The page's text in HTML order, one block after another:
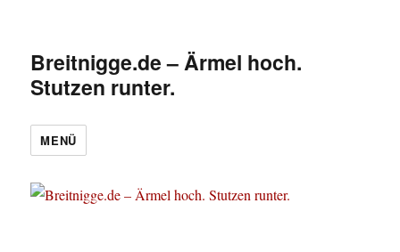
Breitnigge.de – Ärmel hoch.
Stutzen runter.
MENÜ